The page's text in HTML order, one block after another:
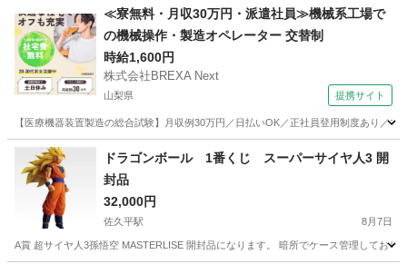
伊那市駅 カードゲーム ポケモンカード
≪寮無料・月収30万円・派遣社員≫機械系工場で
の機械操作・製造オペレーター 交替制
時給1,600円
株式会社BREXA Next
山梨県 提携サイト
【医療機器装置製造の総合試験】月収例30万円／日払いOK／正社員登用制度あり
山梨 その他
ドラゴンボール 1番くじ スーパーサイヤ人3 開
封品
32,000円
佐久平駅 8月7日
A賞 超サイヤ人3孫悟空 MASTERLISE 開封品になります。 暗所でケース管理しており